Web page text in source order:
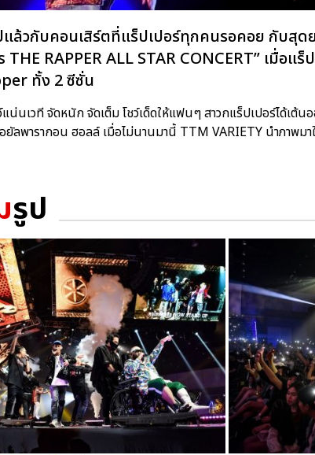
ล้วกับคอนเสิร์ตที่แร็ปเปอร์ทุกคนรอคอย กับสุด
RAPPER ALL STAR CONCERT” เมื่อแร็
ทั้ง 2 ซีซั่น
แน่นเวที จัดหนัก จัดเต็ม โชว์เด็ดให้แฟนๆ สาวกแร็ปเปอร์ได้เ
ยัลพารากอน ฮอลล์ เมื่อไม่นานมานี้ TTM VARIETY นำภาพม
รูป